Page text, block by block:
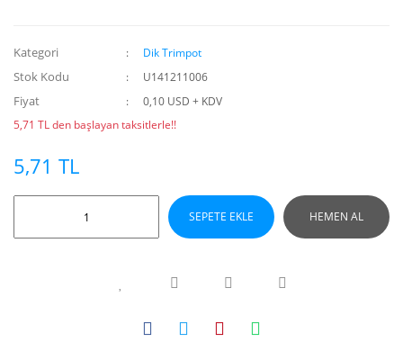
Kategori Dik Trimpot
Stok Kodu U141211006
Fiyat
0,10 USD + KDV
5,71 TL den başlayan taksitlerle!!
5,71 TL
SEPETE EKLE HEMEN AL